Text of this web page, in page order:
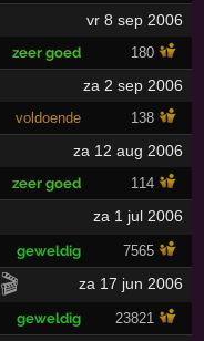
vr 8 sep 2006
zeer goed 180
za 2 sep 2006
voldoende 138
za 12 aug 2006
zeer goed 114
za 1 jul 2006
geweldig 7565
🎬 za 17 jun 2006
geweldig 23821